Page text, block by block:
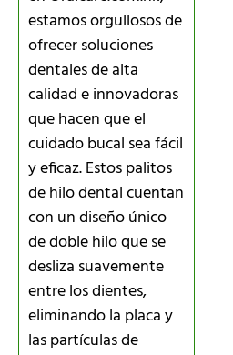
estamos orgullosos de
ofrecer soluciones
dentales de alta
calidad e innovadoras
que hacen que el
cuidado bucal sea fácil
y eficaz. Estos palitos
de hilo dental cuentan
con un diseño único
de doble hilo que se
desliza suavemente
entre los dientes,
eliminando la placa y
las partículas de